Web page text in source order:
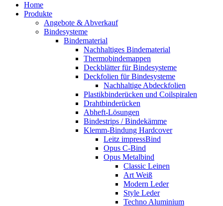
Home
Produkte
Angebote & Abverkauf
Bindesysteme
Bindematerial
Nachhaltiges Bindematerial
Thermobindemappen
Deckblätter für Bindesysteme
Deckfolien für Bindesysteme
Nachhaltige Abdeckfolien
Plastikbinderücken und Coilspiralen
Drahtbinderücken
Abheft-Lösungen
Bindestrips / Bindekämme
Klemm-Bindung Hardcover
Leitz impressBind
Opus C-Bind
Opus Metalbind
Classic Leinen
Art Weiß
Modern Leder
Style Leder
Techno Aluminium